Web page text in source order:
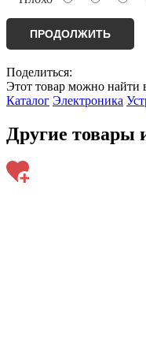
ПРОДОЛЖИТЬ
Поделиться:
Этот товар можно найти
Каталог Электроника
Другие товары